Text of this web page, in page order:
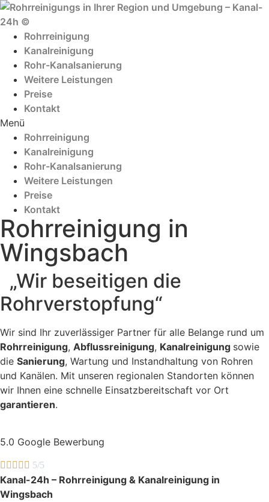
Zum
Inhalt
wechselnRohrreinigung
Kanalreinigung
Rohr-Kanalsanierung
Weitere Leistungen
Preise
Kontakt
Menü
Rohrreinigung
Kanalreinigung
Rohr-Kanalsanierung
Weitere Leistungen
Preise
Kontakt
Rohrreinigung in
Wingsbach
„Wir beseitigen die
Rohrverstopfung“
Wir sind Ihr zuverlässiger Partner für alle Belange rund um
Rohrreinigung, Abflussreinigung, Kanalreinigung sowie
die Sanierung, Wartung und Instandhaltung von Rohren
und Kanälen. Mit unseren regionalen Standorten können
wir Ihnen eine schnelle Einsatzbereitschaft vor Ort
garantieren.
5.0 Google Bewerbung
     5/5
Kanal-24h – Rohrreinigung & Kanalreinigung in
Wingsbach